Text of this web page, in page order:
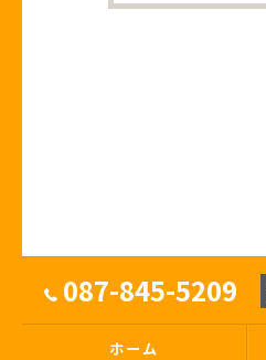
087-845-5209
ホーム